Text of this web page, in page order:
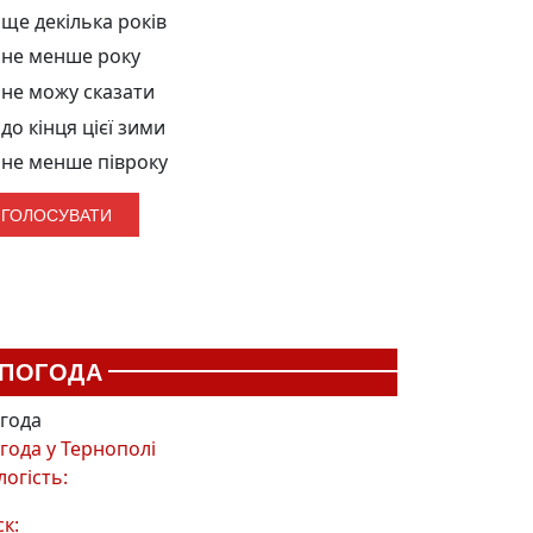
ще декілька років
не менше року
не можу сказати
до кінця цієї зими
не менше півроку
ПОГОДА
уТернополі